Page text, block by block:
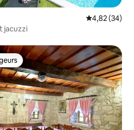
Évaluation
4,82 (34)
jacuzzi
les plus appréciés